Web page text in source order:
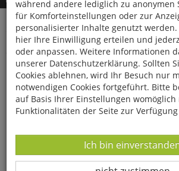
Startseite Bücher Downloads
Der Falke
Europas unbekannte
während andere lediglich zu anonymen
für Komforteinstellungen oder zur
personalisierter Inhalte genutzt werden.
hier Ihre Einwilligung erteilen und
oder anpassen. Weitere Informationen
unserer Datenschutzerklärung. Sollten
Cookies ablehnen, wird Ihr Besuch nur
notwendigen Cookies fortgeführt. Bitte
auf Basis Ihrer Einstellungen
Funktionalitäten der Seite zur
Datenverarbeitung -
Ich bin